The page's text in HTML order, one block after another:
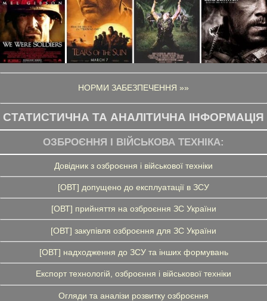
НОРМИ ЗАБЕЗПЕЧЕННЯ »»
СТАТИСТИЧНА ТА АНАЛІТИЧНА ІНФОРМАЦІЯ
ОЗБРОЄННЯ І ВІЙСЬКОВА ТЕХНІКА:
Довідник з озброєння і військової техніки
[ОВТ] допущено до експлуатації в ЗСУ
[ОВТ] прийняття на озброєння ЗС України
[ОВТ] закупівля озброєння для ЗС України
[ОВТ] надходження до ЗСУ та інших формувань
Експорт технологій, озброєння і військової техніки
Огляди та аналізи розвитку озброєння